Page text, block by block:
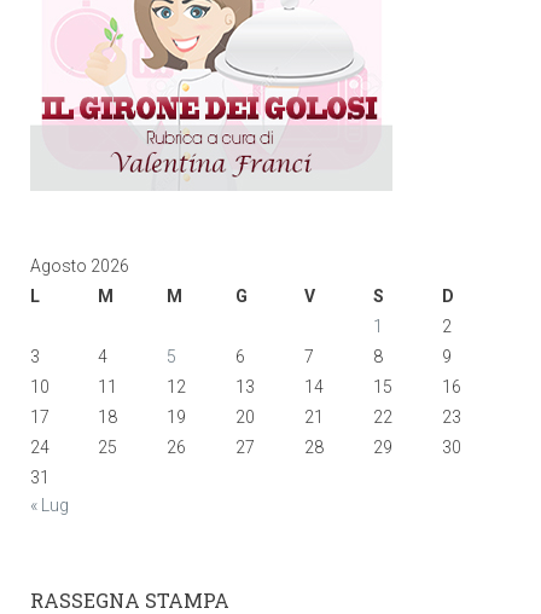
Agosto 2026
L
M M G V S
D
1
2
3
4 5 6 7 8
9
10
11 12 13 14 15
16
17
18 19 20 21 22
23
24
25 26 27 28 29
30
31
« Lug
RASSEGNA STAMPA